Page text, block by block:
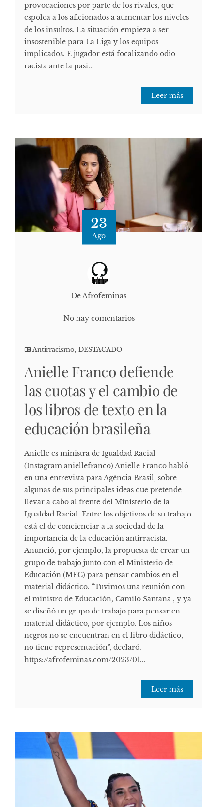
provocaciones por parte de los rivales, que
espolea a los aficionados a aumentar los niveles
de los insultos. La situación empieza a ser
insostenible para La Liga y los equipos
implicados. E jugador está focalizando odio
racista ante la pasi...
Leer más
23
Ago
De Afrofeminas
No hay comentarios
Antirracismo, DESTACADO
Anielle Franco defiende
las cuotas y el cambio de
los libros de texto en la
educación brasileña
Anielle es ministra de Igualdad Racial
(Instagram aniellefranco) Anielle Franco habló
en una entrevista para Agência Brasil, sobre
algunas de sus principales ideas que pretende
llevar a cabo al frente del Ministerio de la
Igualdad Racial. Entre los objetivos de su trabajo
está el de concienciar a la sociedad de la
importancia de la educación antirracista.
Anunció, por ejemplo, la propuesta de crear un
grupo de trabajo junto con el Ministerio de
Educación (MEC) para pensar cambios en el
material didáctico. “Tuvimos una reunión con
el ministro de Educación, Camilo Santana , y ya
se diseñó un grupo de trabajo para pensar en
material didáctico, por ejemplo. Los niños
negros no se encuentran en el libro didáctico,
no tiene representación”, declaró.
https://afrofeminas.com/2023/01...
Leer más